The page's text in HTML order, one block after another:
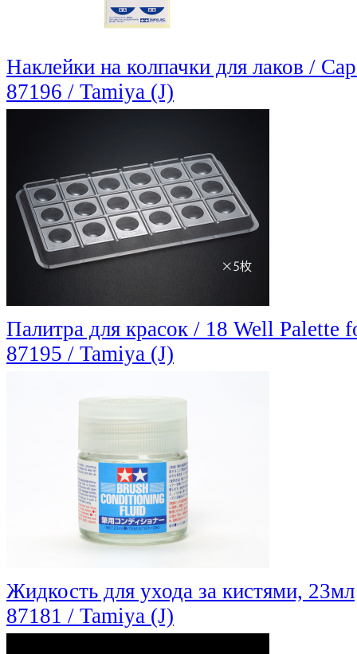
Наклейки на колпачки для лаков /
87196 / Tamiya (J)
Палитра для красок / 18 Well Palette
87195 / Tamiya (J)
Жидкость для ухода за кистями, 23мл
87181 / Tamiya (J)